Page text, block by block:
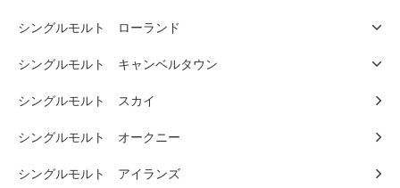
シングルモルト ローランド
シングルモルト キャンベルタウン
シングルモルト スカイ
シングルモルト オークニー
シングルモルト アイランズ